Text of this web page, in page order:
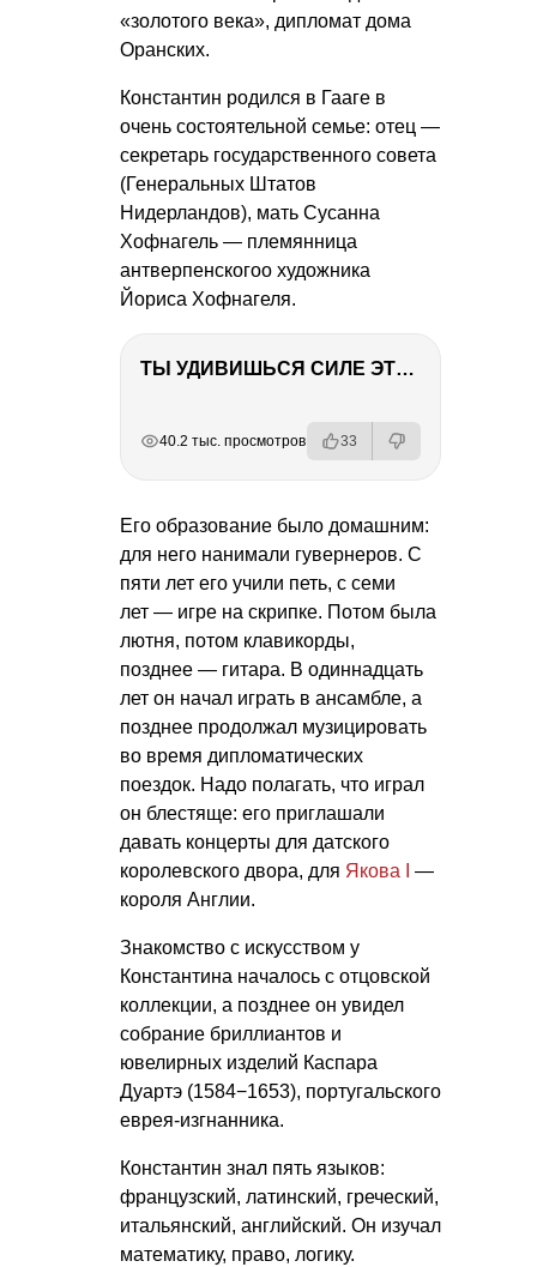
«золотого века», дипломат дома
Оранских.
Константин родился в Гааге в
очень состоятельной семье: отец —
секретарь государственного совета
(Генеральных Штатов
Нидерландов), мать Сусанна
Хофнагель — племянница
антверпенскогоо художника
Йориса Хофнагеля.
ТЫ УДИВИШЬСЯ СИЛЕ ЭТО ЧЕЛОВЕКА! Блог о нашей поездке в Вышний Волочек
40.2 тыс. просмотров 33
Его образование было домашним:
для него нанимали гувернеров. С
пяти лет его учили петь, с семи
лет — игре на скрипке. Потом была
лютня, потом клавикорды,
позднее — гитара. В одиннадцать
лет он начал играть в ансамбле, а
позднее продолжал музицировать
во время дипломатических
поездок. Надо полагать, что играл
он блестяще: его приглашали
давать концерты для датского
королевского двора, для Якова I
—
короля Англии.
Знакомство с искусством у
Константина началось с отцовской
коллекции, а позднее он увидел
собрание бриллиантов и
ювелирных изделий Каспара
Дуартэ (1584−1653), португальского
еврея-изгнанника.
Константин знал пять языков:
французский, латинский, греческий,
итальянский, английский. Он изучал
математику, право, логику.